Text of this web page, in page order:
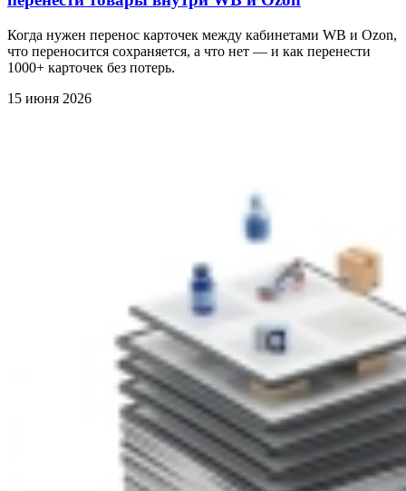
Когда нужен перенос карточек между кабинетами WB и Ozon,
что переносится сохраняется, а что нет — и как перенести
1000+ карточек без потерь.
15 июня 2026